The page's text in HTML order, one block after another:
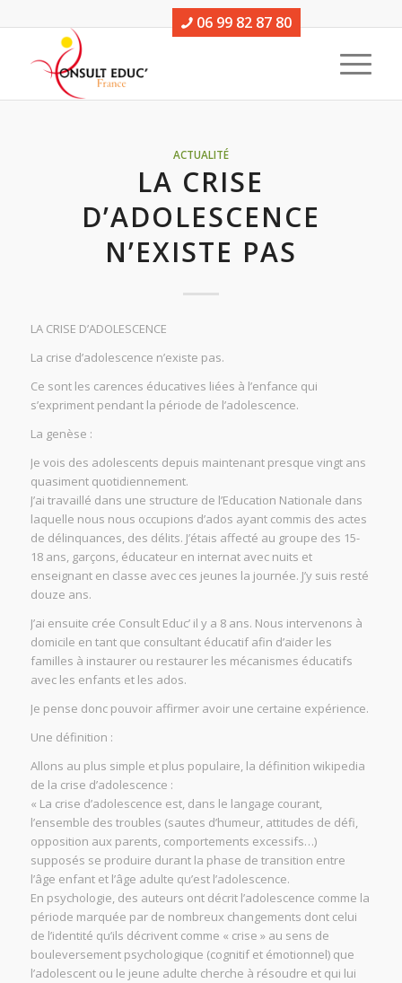
06 99 82 87 80
ACTUALITÉ
LA CRISE
D’ADOLESCENCE
N’EXISTE PAS
LA CRISE D’ADOLESCENCE
La crise d’adolescence n’existe pas.
Ce sont les carences éducatives liées à l’enfance qui
s’expriment pendant la période de l’adolescence.
La genèse :
Je vois des adolescents depuis maintenant presque vingt ans
quasiment quotidiennement.
J’ai travaillé dans une structure de l’Education Nationale dans
laquelle nous nous occupions d’ados ayant commis des actes
de délinquances, des délits. J’étais affecté au groupe des 15-
18 ans, garçons, éducateur en internat avec nuits et
enseignant en classe avec ces jeunes la journée. J’y suis resté
douze ans.
J’ai ensuite crée Consult Educ’ il y a 8 ans. Nous intervenons à
domicile en tant que consultant éducatif afin d’aider les
familles à instaurer ou restaurer les mécanismes éducatifs
avec les enfants et les ados.
Je pense donc pouvoir affirmer avoir une certaine expérience.
Une définition :
Allons au plus simple et plus populaire, la définition wikipedia
de la crise d’adolescence :
« La crise d’adolescence est, dans le langage courant,
l’ensemble des troubles (sautes d’humeur, attitudes de défi,
opposition aux parents, comportements excessifs…)
supposés se produire durant la phase de transition entre
l’âge enfant et l’âge adulte qu’est l’adolescence.
En psychologie, des auteurs ont décrit l’adolescence comme la
période marquée par de nombreux changements dont celui
de l’identité qu’ils décrivent comme « crise » au sens de
bouleversement psychologique (cognitif et émotionnel) que
l’adolescent ou le jeune adulte cherche à résoudre et qui lui